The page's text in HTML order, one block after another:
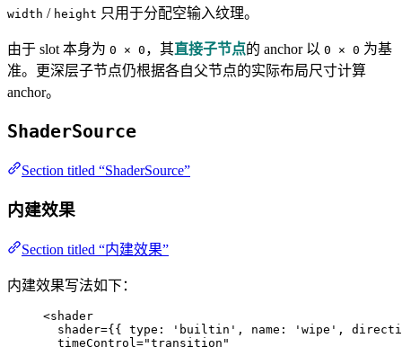
width / height 只用于分配空输入纹理。
由于 slot 本身为 0 × 0 ，其直接子节点的 anchor 以 0 × 0 为基
准。更深层子节点仍根据各自父节点的实际布局尺寸计算
anchor。
ShaderSource
Section titled “ShaderSource”
内建效果
Section titled “内建效果”
内建效果写法如下：
<shader
shader={ { type: ' builtin ' , name: ' wipe ' ,
timeControl ="transition "